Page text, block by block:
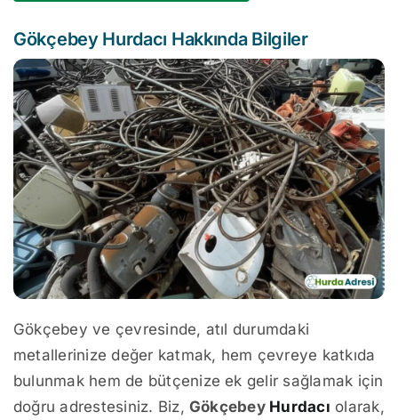
Gökçebey Hurdacı Hakkında Bilgiler
Gökçebey ve çevresinde, atıl durumdaki
metallerinize değer katmak, hem çevreye katkıda
bulunmak hem de bütçenize ek gelir sağlamak için
doğru adrestesiniz. Biz, Gökçebey Hurdacı olarak,